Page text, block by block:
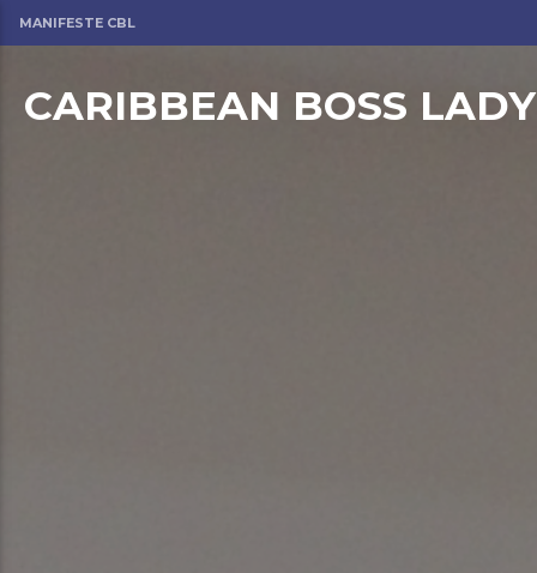
MANIFESTE CBL
CARIBBEAN BOSS LADY